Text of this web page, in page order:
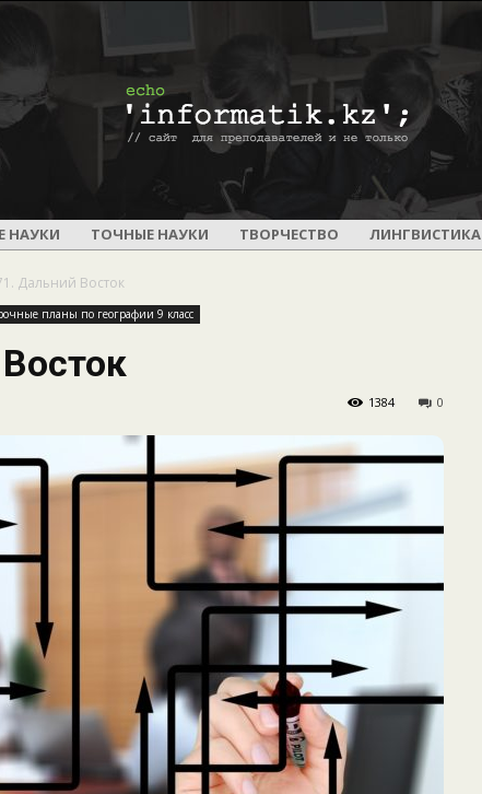
ПОУРОЧНОЕ
КАЛЕНДАРНОЕ
УРОКОВ
НАУКИ ТОЧНЫЕ НАУКИ ТВОРЧЕСТВО ЛИНГВИСТИКА
Дальний Восток
планы по географии 9 класс
0
1384